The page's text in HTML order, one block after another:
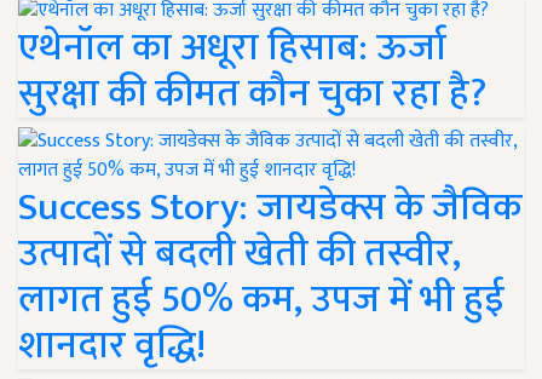
एथेनॉल का अधूरा हिसाब: ऊर्जा
सुरक्षा की कीमत कौन चुका रहा है?
Success Story: जायडेक्स के जैविक
उत्पादों से बदली खेती की तस्वीर,
लागत हुई 50% कम, उपज में भी हुई
शानदार वृद्धि!